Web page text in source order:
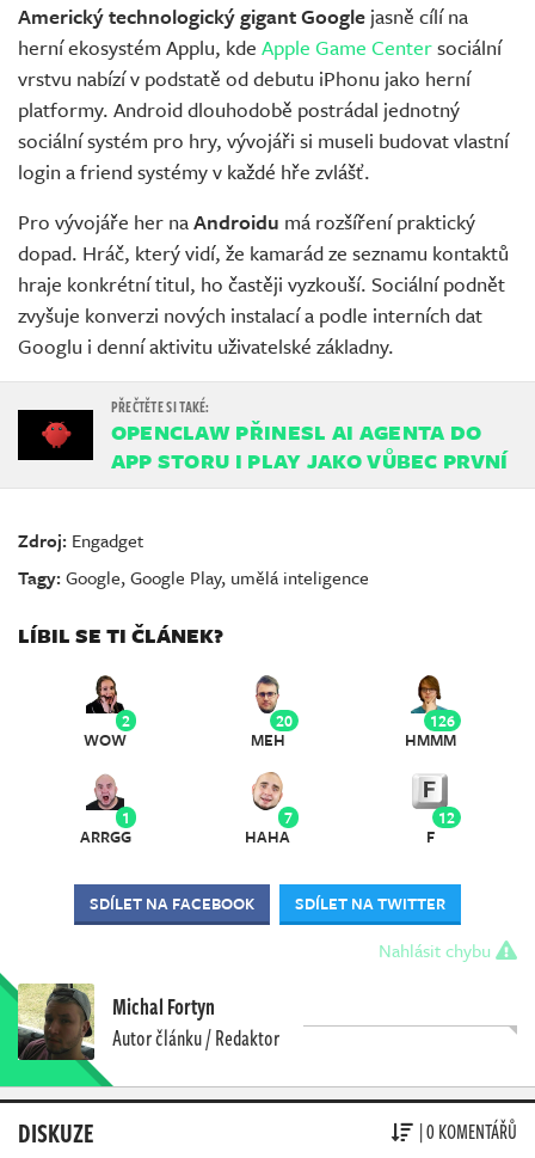
Americký technologický gigant Google jasně cílí na
herní ekosystém Applu, kde Apple Game Centersociální
vrstvu nabízí v podstatě od debutu iPhonu jako herní
platformy. Android dlouhodobě postrádal jednotný
sociální systém pro hry, vývojáři si museli budovat vlastní
login a friend systémy v každé hře zvlášť.
Pro vývojáře her naAndroidu má rozšíření praktický
dopad. Hráč, který vidí, že kamarád ze seznamu kontaktů
hraje konkrétní titul, ho častěji vyzkouší. Sociální podnět
zvyšuje konverzi nových instalací a podle interních dat
Googlu i denní aktivitu uživatelské základny.
OPENCLAW PŘINESL AI AGENTA DO
APP STORU I PLAY JAKO VŮBEC PRVNÍ
Zdroj: Engadget
Tagy:Google,Google Play, umělá inteligence
LÍBIL SE TI ČLÁNEK?
2
WOW
20
MEH
126
HMMM
1
ARRGG
7
HAHA
12
F
SDÍLET NA FACEBOOK SDÍLET NA TWITTER
Nahlásit chybu
Michal Fortyn
Autor článku / Redaktor
DISKUZE | 0 KOMENTÁŘŮ